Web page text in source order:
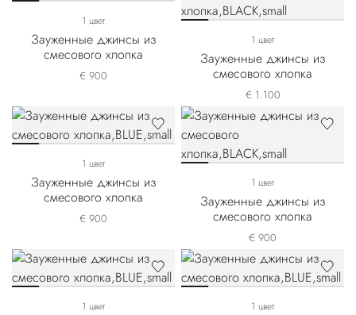
1 цвет
Зауженные джинсы из
смесового хлопка
€ 900
1 цвет
Зауженные джинсы из
смесового хлопка
€ 1.100
1 цвет
Зауженные джинсы из
смесового хлопка
€ 900
1 цвет
Зауженные джинсы из
смесового хлопка
€ 900
1 цвет 1 цвет